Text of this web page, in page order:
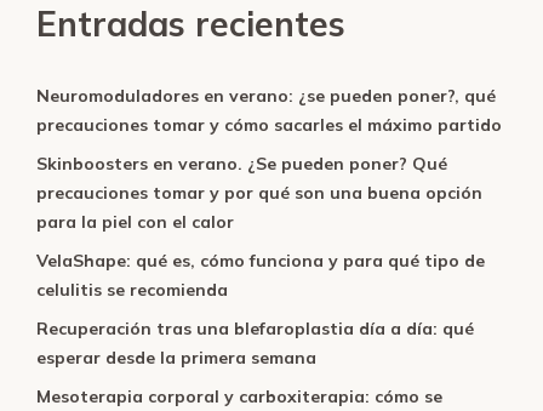
Entradas recientes
Neuromoduladores en verano: ¿se pueden poner?, qué
precauciones tomar y cómo sacarles el máximo partido
Skinboosters en verano. ¿Se pueden poner? Qué
precauciones tomar y por qué son una buena opción
para la piel con el calor
VelaShape: qué es, cómo funciona y para qué tipo de
celulitis se recomienda
Recuperación tras una blefaroplastia día a día: qué
esperar desde la primera semana
Mesoterapia corporal y carboxiterapia: cómo se